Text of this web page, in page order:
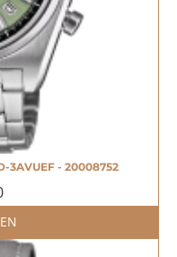
3AVUEF - 20008752